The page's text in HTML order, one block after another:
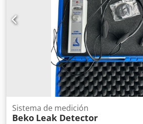
Sistema de medición
Beko Leak Detector